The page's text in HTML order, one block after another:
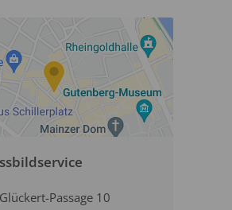
Passage 10